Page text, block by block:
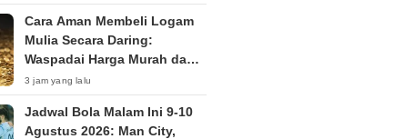
Cara Aman Membeli Logam
Mulia Secara Daring:
Waspadai Harga Murah dan
Penipuan
3 jam yang lalu
Jadwal Bola Malam Ini 9-10
Agustus 2026: Man City,